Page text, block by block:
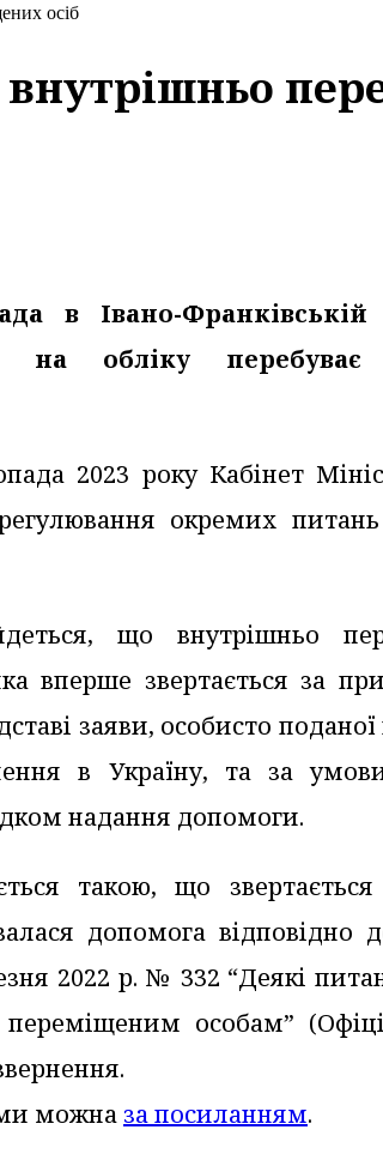
осіб
в Івано-Франківській
на обліку перебуває
2023 року Кабінет
окремих питань
що внутрішньо
вперше звертається за
заяви, особисто
в Україну, та за умови
надання допомоги.
такою, що
допомога відповідно
2022 р. № 332 “Деякі
особам”
можна за посиланням.